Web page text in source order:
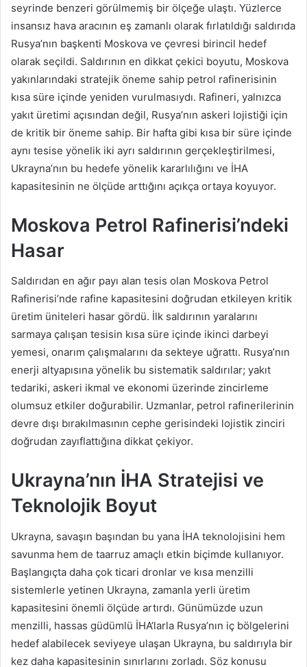
seyrinde benzeri görülmemiş bir ölçeğe ulaştı. Yüzlerce
insansız hava aracının eş zamanlı olarak fırlatıldığı saldırıda
Rusya’nın başkenti Moskova ve çevresi birincil hedef
olarak seçildi. Saldırının en dikkat çekici boyutu, Moskova
yakınlarındaki stratejik öneme sahip petrol rafinerisinin
kısa süre içinde yeniden vurulmasıydı. Rafineri, yalnızca
yakıt üretimi açısından değil, Rusya’nın askeri lojistiği için
de kritik bir öneme sahip. Bir hafta gibi kısa bir süre içinde
aynı tesise yönelik iki ayrı saldırının gerçekleştirilmesi,
Ukrayna’nın bu hedefe yönelik kararlılığını ve İHA
kapasitesinin ne ölçüde arttığını açıkça ortaya koyuyor.
Moskova Petrol Rafinerisi’ndeki
Hasar
Saldırıdan en ağır payı alan tesis olan Moskova Petrol
Rafinerisi’nde rafine kapasitesini doğrudan etkileyen kritik
üretim üniteleri hasar gördü. İlk saldırının yaralarını
sarmaya çalışan tesisin kısa süre içinde ikinci darbeyi
yemesi, onarım çalışmalarını da sekteye uğrattı. Rusya’nın
enerji altyapısına yönelik bu sistematik saldırılar; yakıt
tedariki, askeri ikmal ve ekonomi üzerinde zincirleme
olumsuz etkiler doğurabilir. Uzmanlar, petrol rafinerilerinin
devre dışı bırakılmasının cephe gerisindeki lojistik zinciri
doğrudan zayıflattığına dikkat çekiyor.
Ukrayna’nın İHA Stratejisi ve
Teknolojik Boyut
Ukrayna, savaşın başından bu yana İHA teknolojisini hem
savunma hem de taarruz amaçlı etkin biçimde kullanıyor.
Başlangıçta daha çok ticari dronlar ve kısa menzilli
sistemlerle yetinen Ukrayna, zamanla yerli üretim
kapasitesini önemli ölçüde artırdı. Günümüzde uzun
menzilli, hassas güdümlü İHA’larla Rusya’nın iç bölgelerini
hedef alabilecek seviyeye ulaşan Ukrayna, bu saldırıyla bir
kez daha kapasitesinin sınırlarını zorladı. Söz konusu